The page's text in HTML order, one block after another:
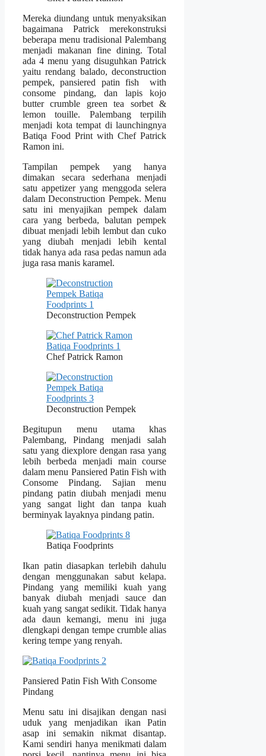
Mereka diundang untuk menyaksikan
bagaimana Patrick merekonstruksi
beberapa menu tradisional Palembang
menjadi makanan fine dining. Total
ada 4 menu yang disuguhkan Patrick
yaitu rendang balado, deconstruction
pempek, pansiered patin fish with
consome pindang, dan lapis kojo
butter crumble green tea sorbet &
lemon touille. Palembang terpilih
menjadi kota tempat di launchingnya
Batiqa Food Print with Chef Patrick
Ramon ini.
Tampilan pempek yang hanya
dimakan secara sederhana menjadi
satu appetizer yang menggoda selera
dalam Deconstruction Pempek. Menu
satu ini menyajikan pempek dalam
cara yang berbeda, balutan pempek
dibuat menjadi lebih lembut dan cuko
yang diubah menjadi lebih kental
tidak hanya ada rasa pedas namun ada
juga rasa manis karamel.
Deconstruction Pempek
Chef Patrick Ramon
Deconstruction Pempek
Begitupun menu utama khas
Palembang, Pindang menjadi salah
satu yang diexplore dengan rasa yang
lebih berbeda menjadi main course
dalam menu Pansiered Patin Fish with
Consome Pindang. Sajian menu
pindang patin diubah menjadi menu
yang sangat light dan tanpa kuah
berminyak layaknya pindang patin.
Batiqa Foodprints
Ikan patin diasapkan terlebih dahulu
dengan menggunakan sabut kelapa.
Pindang yang memiliki kuah yang
banyak diubah menjadi sauce dan
kuah yang sangat sedikit. Tidak hanya
ada daun kemangi, menu ini juga
dlengkapi dengan tempe crumble alias
kering tempe yang renyah.
Pansiered Patin Fish With Consome
Pindang
Menu satu ini disajikan dengan nasi
uduk yang menjadikan ikan Patin
asap ini semakin nikmat disantap.
Kami sendiri hanya menikmati dalam